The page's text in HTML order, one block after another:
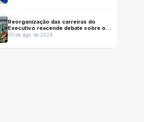
Reorganização das carreiras do
Executivo reacende debate sobre o
futuro institucional do Inmetro
05 de ago. de 2026